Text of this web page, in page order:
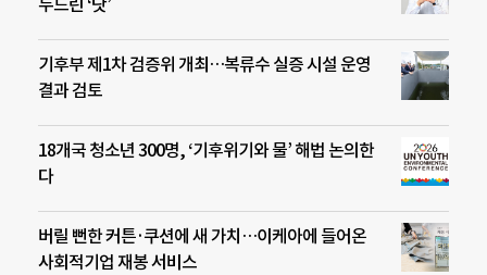
기후부 제1차 검증위 개최…복류수 실증 시설 운영
결과 검토
18개국 청소년 300명, ‘기후위기와 물’ 해법 논의한
다
버릴 뻔한 커튼·쿠션에 새 가치…이케아에 들어온
사회적기업 재봉 서비스